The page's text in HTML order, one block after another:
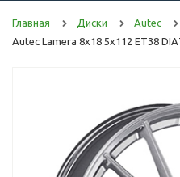
Главная Диски Autec
Autec Lamera 8x18 5x112 ET38